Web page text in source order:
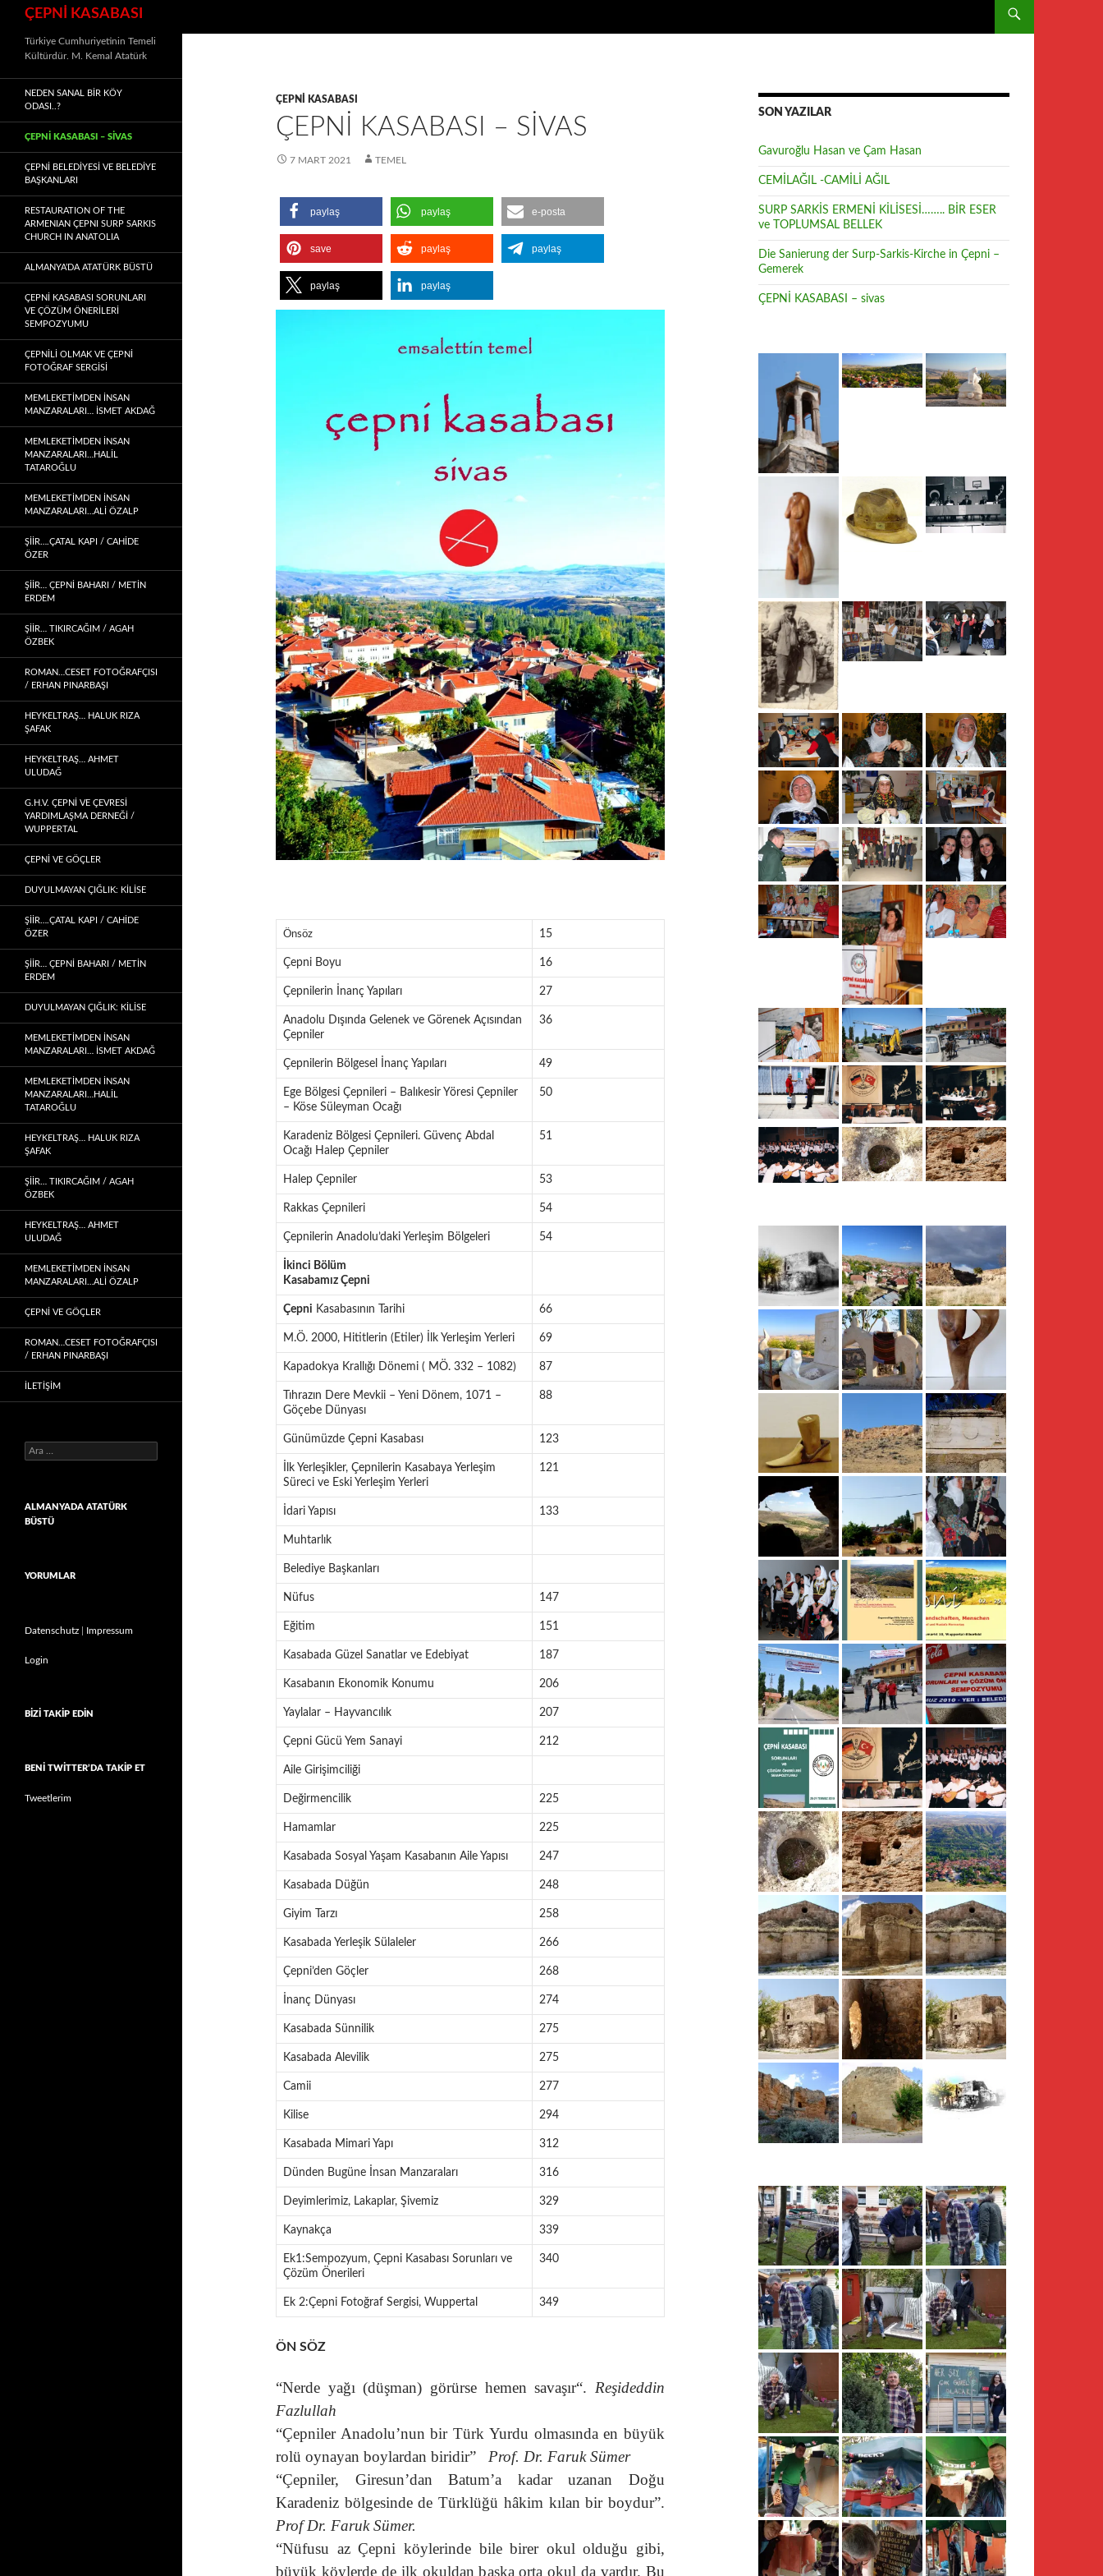
ÇEPNİ KASABASI
ÇEPNI KASABASI
ÇEPNİ KASABASI – SIVAS
7 MART 2021 TEMEL
paylaş paylaş e-posta
save paylaş paylaş
paylaş paylaş
Önsöz 15
Çepni Boyu 16
Çepnilerin İnanç Yapıları 27
Anadolu Dışında Gelenek ve Görenek Açısından
Çepniler
36
Çepnilerin Bölgesel İnanç Yapıları 49
Ege Bölgesi Çepnileri – Balıkesir Yöresi Çepniler
– Köse Süleyman Ocağı
50
Karadeniz Bölgesi Çepnileri. Güvenç Abdal
Ocağı Halep Çepniler
51
Halep Çepniler 53
Rakkas Çepnileri 54
Çepnilerin Anadolu’daki Yerleşim Bölgeleri 54
İkinci Bölüm
Kasabamız Çepni
Çepni Kasabasının Tarihi 66
M.Ö. 2000, Hititlerin (Etiler) İlk Yerleşim Yerleri 69
Kapadokya Krallığı Dönemi ( MÖ. 332 – 1082) 87
Tıhrazın Dere Mevkii – Yeni Dönem, 1071 –
Göçebe Dünyası
88
Günümüzde Çepni Kasabası 123
İlk Yerleşikler, Çepnilerin Kasabaya Yerleşim
Süreci ve Eski Yerleşim Yerleri
121
İdari Yapısı 133
Muhtarlık
Belediye Başkanları
Nüfus 147
Eğitim 151
Kasabada Güzel Sanatlar ve Edebiyat 187
Kasabanın Ekonomik Konumu 206
Yaylalar – Hayvancılık 207
Çepni Gücü Yem Sanayi 212
Aile Girişimciliği
Değirmencilik 225
Hamamlar 225
Kasabada Sosyal Yaşam Kasabanın Aile Yapısı 247
Kasabada Düğün 248
Giyim Tarzı 258
Kasabada Yerleşik Sülaleler 266
Çepni’den Göçler 268
İnanç Dünyası 274
Kasabada Sünnilik 275
Kasabada Alevilik 275
Camii 277
Kilise 294
Kasabada Mimari Yapı 312
Dünden Bugüne İnsan Manzaraları 316
Deyimlerimiz, Lakaplar, Şivemiz 329
Kaynakça 339
Ek1:Sempozyum, Çepni Kasabası Sorunları ve
Çözüm Önerileri
340
Ek 2:Çepni Fotoğraf Sergisi, Wuppertal 349
ÖN SÖZ
“Nerde yağı (düşman) görürse hemen savaşır“. Reşideddin
Fazlullah
“Çepniler Anadolu’nun bir Türk Yurdu olmasında en büyük
rolü oynayan boylardan biridir” Prof. Dr. Faruk Sümer
“Çepniler, Giresun’dan Batum’a kadar uzanan Doğu
Karadeniz bölgesinde de Türklüğü hâkim kılan bir boydur”.
Prof Dr. Faruk Sümer.
“Nüfusu az Çepni köylerinde bile birer okul olduğu gibi,
büyük köylerde de ilk okuldan başka orta okul da vardır. Bu
SON YAZILAR
Gavuroğlu Hasan ve Çam Hasan
CEMİLAĞIL -CAMİLİ AĞIL
SURP SARKİS ERMENİ KİLİSESİ…….. BİR ESER
ve TOPLUMSAL BELLEK
Die Sanierung der Surp-Sarkis-Kirche in Çepni –
Gemerek
ÇEPNİ KASABASI – sivas
Türkiye Cumhuriyetinin Temeli
Kültürdür. M. Kemal Atatürk
NEDEN SANAL BIR KÖY
ODASI..?
ÇEPNİ KASABASI – SIVAS
ÇEPNİ BELEDİYESİ VE BELEDİYE
BAŞKANLARI
RESTAURATION OF THE
ARMENIAN ÇEPNI SURP SARKIS
CHURCH IN ANATOLIA
ALMANYA’DA ATATÜRK BÜSTÜ
ÇEPNİ KASABASI SORUNLARI
VE ÇÖZÜM ÖNERİLERİ
SEMPOZYUMU
ÇEPNİLİ OLMAK VE ÇEPNİ
FOTOĞRAF SERGİSİ
MEMLEKETIMDEN INSAN
MANZARALARI… İSMET AKDAĞ
MEMLEKETIMDEN INSAN
MANZARALARI…HALİL
TATAROĞLU
MEMLEKETIMDEN INSAN
MANZARALARI…ALİ ÖZALP
ŞİİR….ÇATAL KAPI / CAHİDE
ÖZER
ŞİİR… ÇEPNI BAHARI / METİN
ERDEM
ŞIIR… TIKIRCAĞIM / AGAH
ÖZBEK
ROMAN…CESET FOTOĞRAFÇISI
/ ERHAN PINARBAŞI
HEYKELTRAŞ… HALUK RIZA
ŞAFAK
HEYKELTRAŞ… AHMET
ULUDAĞ
G.H.V. ÇEPNİ VE ÇEVRESİ
YARDIMLAŞMA DERNEĞİ /
WUPPERTAL
ÇEPNI VE GÖÇLER
DUYULMAYAN ÇIĞLIK: KİLİSE
ŞİİR….ÇATAL KAPI / CAHİDE
ÖZER
ŞİİR… ÇEPNI BAHARI / METİN
ERDEM
DUYULMAYAN ÇIĞLIK: KİLİSE
MEMLEKETIMDEN INSAN
MANZARALARI… İSMET AKDAĞ
MEMLEKETIMDEN INSAN
MANZARALARI…HALİL
TATAROĞLU
HEYKELTRAŞ… HALUK RIZA
ŞAFAK
ŞIIR… TIKIRCAĞIM / AGAH
ÖZBEK
HEYKELTRAŞ… AHMET
ULUDAĞ
MEMLEKETIMDEN INSAN
MANZARALARI…ALİ ÖZALP
ÇEPNI VE GÖÇLER
ROMAN…CESET FOTOĞRAFÇISI
/ ERHAN PINARBAŞI
İLETİŞİM
Arama:
ALMANYADA ATATÜRK
BÜSTÜ
YORUMLAR
Datenschutz Impressum
Login
BIZI TAKIP EDIN
BENI TWITTER’DA TAKIP ET
Tweetlerim